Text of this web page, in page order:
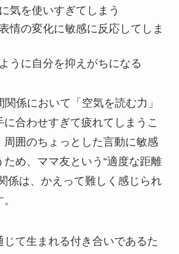
気を使いすぎてしまう
情の変化に敏感に反応してしま
うに自分を抑えがちになる
係において「空気を読む力」
合わせすぎて疲れてしまうこ
周囲のちょっとした言動に敏感
め、ママ友という“適度な距離
係は、かえって難しく感じられ
じて生まれる付き合いであるた